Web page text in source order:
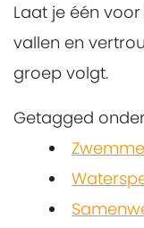
Laat je één
vallen en
groep volgt.
Getagged onder